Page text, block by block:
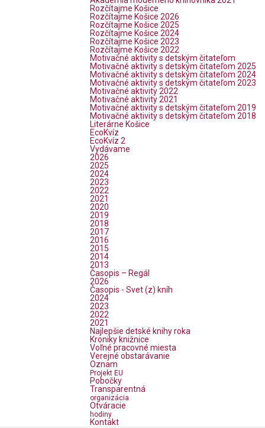
Rozčítajme Košice
Rozčítajme Košice 2026
Rozčítajme Košice 2025
Rozčítajme Košice 2024
Rozčítajme Košice 2023
Rozčítajme Košice 2022
Motivačné aktivity s detským čitateľom
Motivačné aktivity s detským čitateľom 2025
Motivačné aktivity s detským čitateľom 2024
Motivačné aktivity s detským čitateľom 2023
Motivačné aktivity 2022
Motivačné aktivity 2021
Motivačné aktivity s detským čitateľom 2019
Motivačné aktivity s detským čitateľom 2018
Literárne Košice
EcoKvíz
EcoKvíz 2
Vydávame
2026
2025
2024
2023
2022
2021
2020
2019
2018
2017
2016
2015
2014
2013
Časopis – Regál
2026
Časopis - Svet (z) kníh
2024
2023
2022
2021
Najlepšie detské knihy roka
Kroniky knižnice
Voľné pracovné miesta
Verejné obstarávanie
Oznam
Projekt EU
Pobočky
Transparentná
organizácia
Otváracie
hodiny
Kontakt